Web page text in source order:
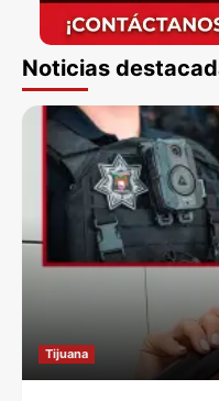
Noticias
Tijuana